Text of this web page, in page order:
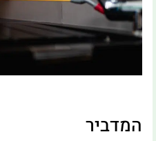
המדביר